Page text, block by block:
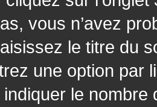
vous n’avez
le titre du
une option par
le nombre